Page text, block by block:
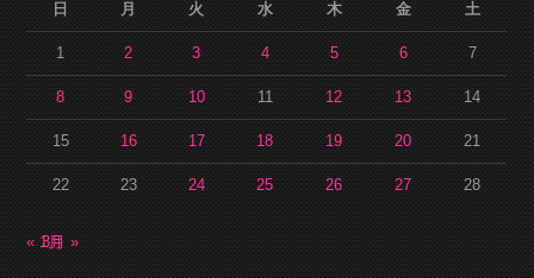
日
月 火 水 木 金 土
1 2 3 4 5 6 7
8 9 10 11 12 13 14
15 16 17 18 19 20 21
22 23 24 25 26 27 28
« 1月3月 »